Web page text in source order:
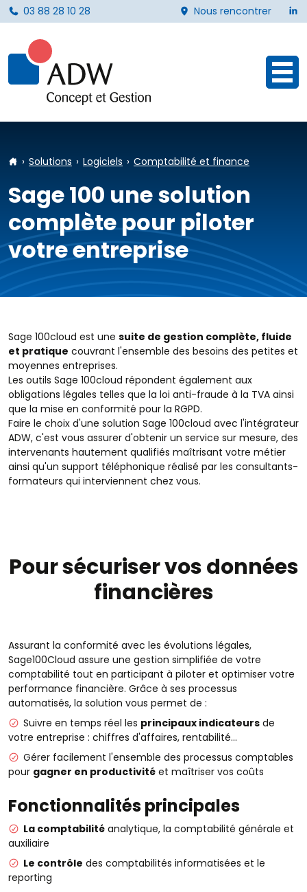
03 88 28 10 28 Nous rencontrer
Accueil
Solutions Logiciels Comptabilité et finance
Sage 100 une solution
complète pour piloter
votre entreprise
Sage 100cloud est une suite de gestion complète, fluide
et pratique couvrant l'ensemble des besoins des petites et
moyennes entreprises.
Les outils Sage 100cloud répondent également aux
obligations légales telles que la loi anti-fraude à la TVA ainsi
que la mise en conformité pour la RGPD.
Faire le choix d'une solution Sage 100cloud avec l'intégrateur
ADW, c'est vous assurer d'obtenir un service sur mesure, des
intervenants hautement qualifiés maîtrisant votre métier
ainsi qu'un support téléphonique réalisé par les consultants-
formateurs qui interviennent chez vous.
Pour sécuriser vos données
financières
Assurant la conformité avec les évolutions légales,
Sage100Cloud assure une gestion simplifiée de votre
comptabilité tout en participant à piloter et optimiser votre
performance financière. Grâce à ses processus
automatisés, la solution vous permet de :
Suivre en temps réel les principaux indicateurs de
votre entreprise : chiffres d'affaires, rentabilité…
Gérer facilement l'ensemble des processus comptables
pour gagner en productivité et maîtriser vos coûts
Fonctionnalités principales
La comptabilité analytique, la comptabilité générale et
auxiliaire
Le contrôle des comptabilités informatisées et le
reporting